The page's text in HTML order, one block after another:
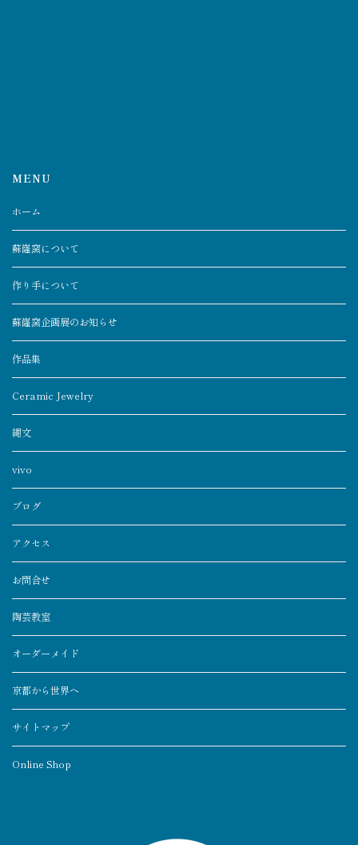
MENU
ホーム
蘇嶐窯について
作り手について
蘇嶐窯企画展のお知らせ
作品集
Ceramic Jewelry
縄文
vivo
ブログ
アクセス
お問合せ
陶芸教室
オーダーメイド
京都から世界へ
サイトマップ
Online Shop